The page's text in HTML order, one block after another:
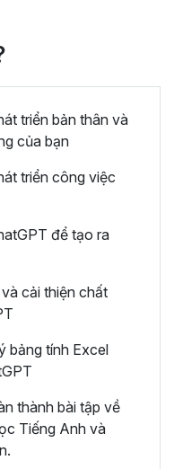
triển bản thân và
của bạn
triển công việc
để tạo ra
cải thiện chất
bảng tính Excel
thành bài tập về
Tiếng Anh và